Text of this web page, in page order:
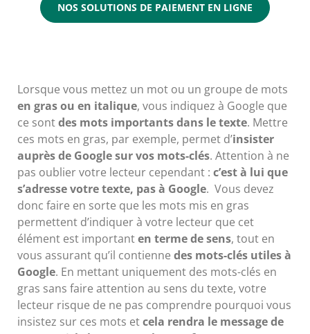
NOS SOLUTIONS DE PAIEMENT EN LIGNE
Lorsque vous mettez un mot ou un groupe de mots
en gras ou en italique, vous indiquez à Google que
ce sontdes mots importants dans le texte. Mettre
ces mots en gras, par exemple, permet d’insister
auprès de Google sur vos mots-clés. Attention à ne
pas oublier votre lecteur cependant : c’est à lui que
s’adresse votre texte, pas à Google. Vous devez
donc faire en sorte que les mots mis en gras
permettent d’indiquer à votre lecteur que cet
élément est importanten terme de sens, tout en
vous assurant qu’il contienne des mots-clés utiles à
Google. En mettant uniquement des mots-clés en
gras sans faire attention au sens du texte, votre
lecteur risque de ne pas comprendre pourquoi vous
insistez sur ces mots etcela rendra le message de